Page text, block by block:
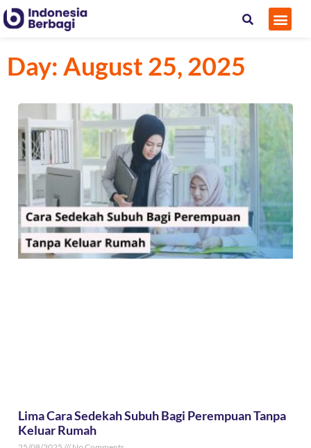
Day: August 25, 2025
Lima Cara Sedekah Subuh Bagi Perempuan Tanpa
Keluar Rumah